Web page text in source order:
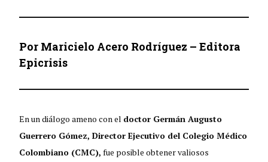
Por Maricielo Acero Rodríguez – Editora
Epicrisis
En un diálogo ameno con el doctor Germán Augusto
Guerrero Gómez, Director Ejecutivo del Colegio Médico
Colombiano (CMC), fue posible obtener valiosos